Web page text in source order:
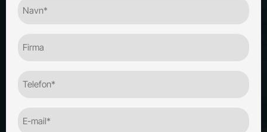
(Required)
(Required)
mail